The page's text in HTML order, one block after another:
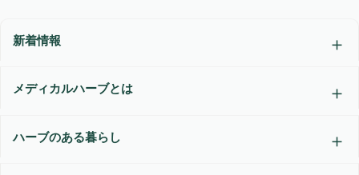
新着情報
メディカルハーブとは
ハーブのある暮らし